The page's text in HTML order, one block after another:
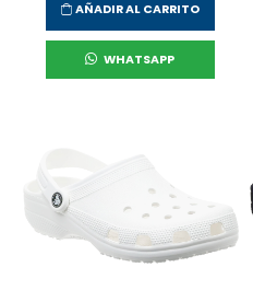
AÑADIR AL CARRITO
WHATSAPP